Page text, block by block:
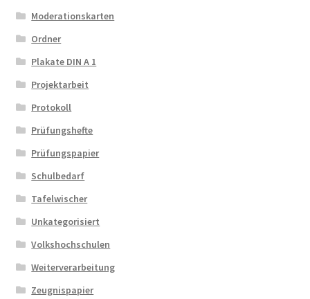
Moderationskarten
Ordner
Plakate DIN A 1
Projektarbeit
Protokoll
Prüfungshefte
Prüfungspapier
Schulbedarf
Tafelwischer
Unkategorisiert
Volkshochschulen
Weiterverarbeitung
Zeugnispapier